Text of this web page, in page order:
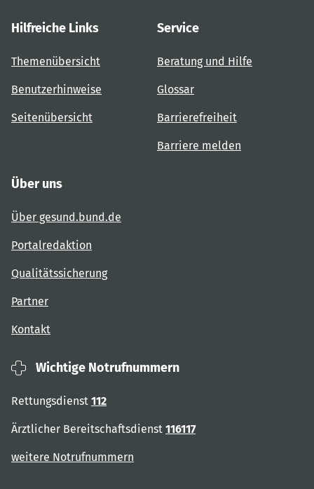
Hilfreiche Links
Themenübersicht
Benutzerhinweise
Seitenübersicht
Service
Beratung und Hilfe
Glossar
Barrierefreiheit
Barriere melden
Über uns
Über gesund.bund.de
Portalredaktion
Qualitätssicherung
Partner
Kontakt
Wichtige Notrufnummern
Rettungsdienst 112
Ärztlicher Bereitschaftsdienst 116117
weitere Notrufnummern